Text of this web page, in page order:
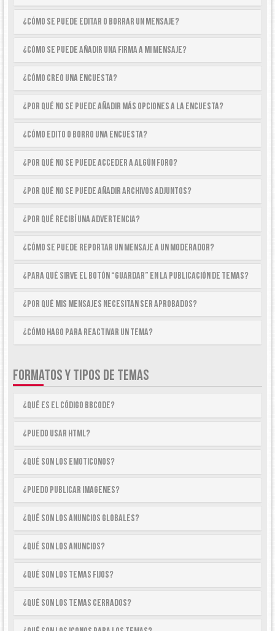
¿Cómo se puede editar o borrar un mensaje?
¿Cómo se puede añadir una firma a mi mensaje?
¿Cómo creo una encuesta?
¿Por qué no se puede añadir más opciones a la encuesta?
¿Cómo edito o borro una encuesta?
¿Por qué no se puede acceder a algún foro?
¿Por qué no se puede añadir archivos adjuntos?
¿Por qué recibí una advertencia?
¿Cómo se puede reportar un mensaje a un moderador?
¿Para qué sirve el botón “Guardar” en la publicación de temas?
¿Por qué mis mensajes necesitan ser aprobados?
¿Cómo hago para reactivar un tema?
FORMATOS Y TIPOS DE TEMAS
¿Qué es el código BBCode?
¿Puedo usar HTML?
¿Qué son los emoticonos?
¿Puedo publicar imagenes?
¿Qué son los anuncios globales?
¿Qué son los anuncios?
¿Qué son los temas fijos?
¿Qué son los temas cerrados?